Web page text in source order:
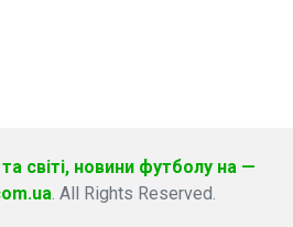
світі, новини футболу на —
. All Rights Reserved.